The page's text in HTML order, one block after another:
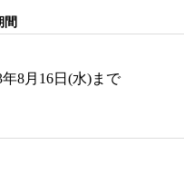
間
年8月16日(水)まで